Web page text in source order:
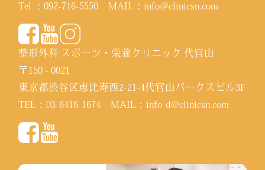
Tel ：092-716-5550 MAIL：info@clinicsn.com
整形外科 スポーツ・栄養クリニック 代官山
〒150 - 0021
東京都渋谷区恵比寿西2-21-4代官山パークスビル3F
TEL：03-6416-1674 MAIL：info-d@clinicsn.com